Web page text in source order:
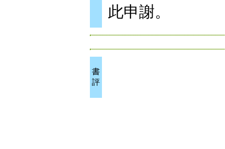
此申謝。
書
評